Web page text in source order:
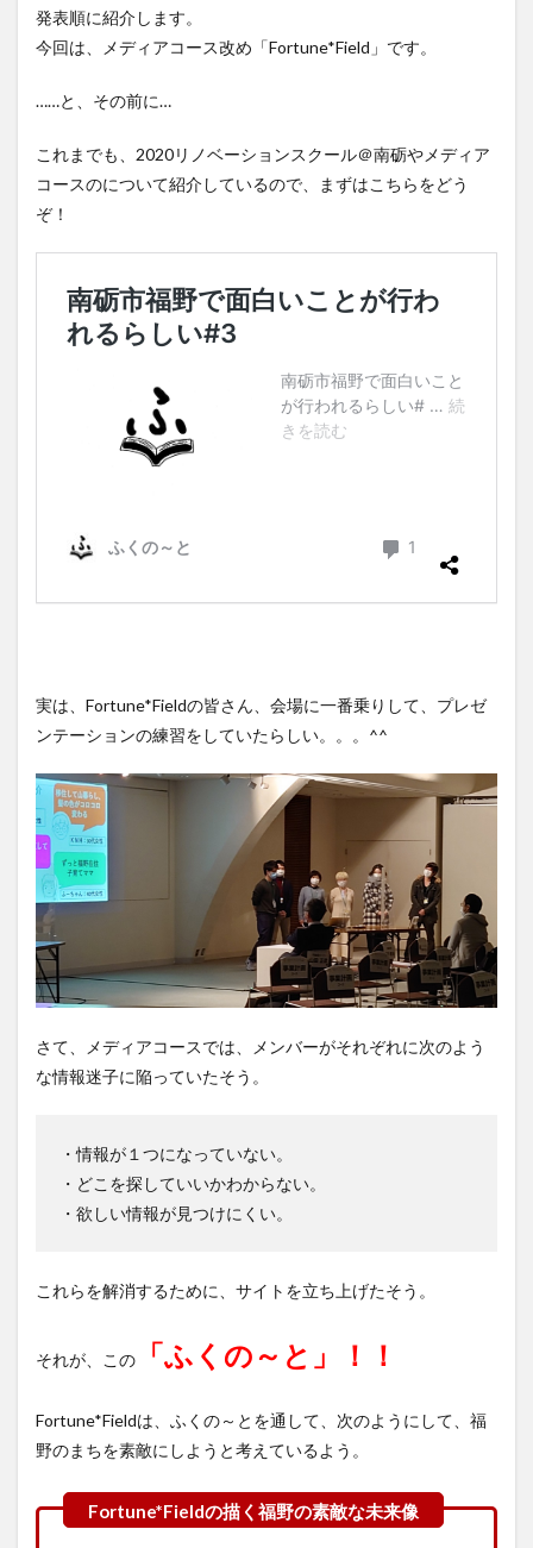
発表順に紹介します。
今回は、メディアコース改め「Fortune*Field」です。
……と、その前に…
これまでも、2020リノベーションスクール＠南砺やメディア
コースのについて紹介しているので、まずはこちらをどう
ぞ！
実は、Fortune*Fieldの皆さん、会場に一番乗りして、プレゼ
ンテーションの練習をしていたらしい。。。^^
さて、メディアコースでは、メンバーがそれぞれに次のよう
な情報迷子に陥っていたそう。
・情報が１つになっていない。
・どこを探していいかわからない。
・欲しい情報が見つけにくい。
これらを解消するために、サイトを立ち上げたそう。
それが、この 「ふくの～と」！！
Fortune*Fieldは、ふくの～とを通して、次のようにして、福
野のまちを素敵にしようと考えているよう。